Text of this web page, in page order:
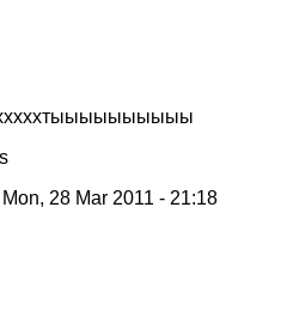
28 Mar 2011 - 21:18